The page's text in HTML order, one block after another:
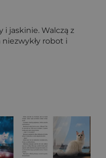
jaskinie. Walczą z
robot i